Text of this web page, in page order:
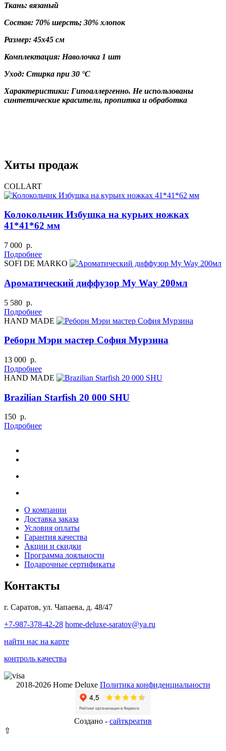
Ткань: вязаный
Состав: 70% шерсть; 30% хлопок
Размер: 45х45 см
Комплектация: Наволочка 1 шт
Уход: Стирка при 30 °С
Характеристики: Гипоаллергенно. Не использованы
синтетические красители, пропитка и обработка
Хиты продаж
COLLART
Колокольчик Избушка на курьих ножках
41*41*62 мм
7 000 р.
Подробнее
SOFI DE MARKO
Ароматический диффузор My Way 200мл
5 580 р.
Подробнее
HAND MADE
Реборн Мэри мастер София Мурзина
13 000 р.
Подробнее
HAND MADE
Brazilian Starfish 20 000 SHU
150 р.
Подробнее
О компании
Доставка заказа
Условия оплаты
Гарантия качества
Акции и скидки
Программа лояльности
Подарочные сертификаты
Контакты
г. Саратов, ул. Чапаева, д. 48/47
+7-987-378-42-28 home-deluxe-saratov@ya.ru
найти нас на карте
контроль качества
2018-2026 Home Deluxe Политика конфиденциальности
Создано - сайткрeатив
⇧